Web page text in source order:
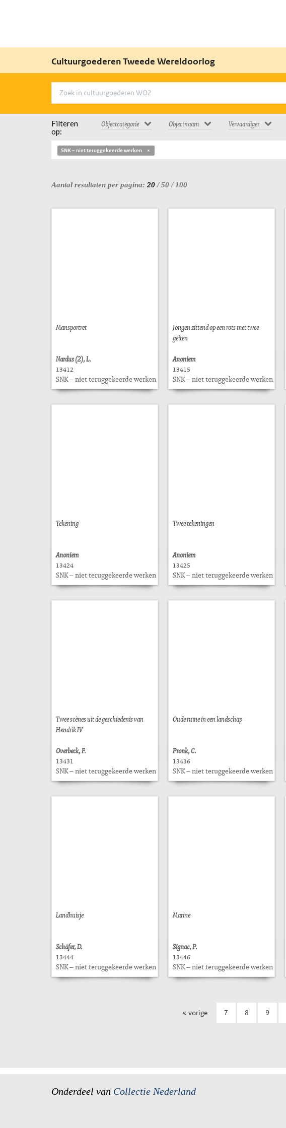
Cultuurgoederen Tweede Wereldoorlog
Filteren
op:
Objectcategorie Objectnaam Vervaardiger
SNK – niet teruggekeerde werken
Aantal resultaten per pagina: 20 /50 / 100
Mansportret
Nardus (2), L.
13412
SNK – niet teruggekeerde werken
Jongen zittend op een rots met twee
geiten
Anoniem
13415
SNK – niet teruggekeerde werken
Tekening
Anoniem
13424
SNK – niet teruggekeerde werken
Twee tekeningen
Anoniem
13425
SNK – niet teruggekeerde werken
Twee scènes uit de geschiedenis van
Hendrik IV
Overbeck, F.
13431
SNK – niet teruggekeerde werken
Oude ruïne in een landschap
Pronk, C.
13436
SNK – niet teruggekeerde werken
Landhuisje
Schäfer, D.
13444
SNK – niet teruggekeerde werken
Marine
Signac, P.
13446
SNK – niet teruggekeerde werken
« vorige 7 8 9
Onderdeel van Collectie Nederland